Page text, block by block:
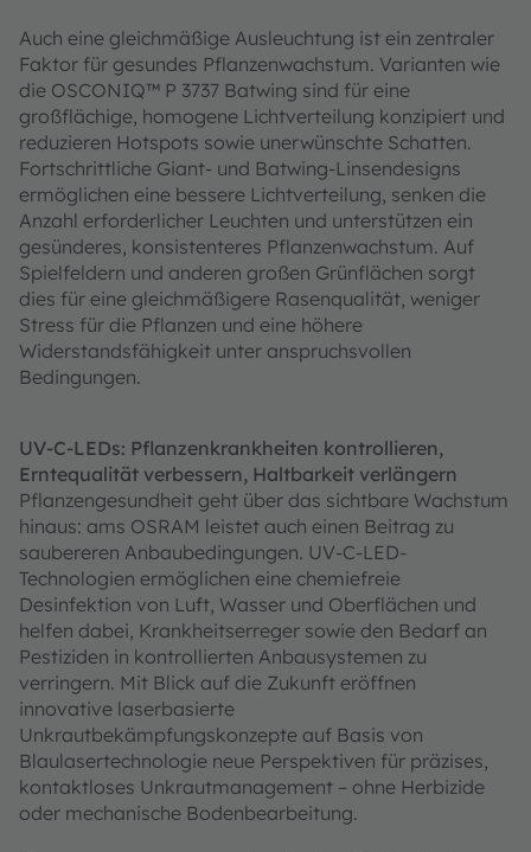
Auch eine gleichmäßige Ausleuchtung ist ein zentraler
Faktor für gesundes Pflanzenwachstum. Varianten wie
die OSCONIQ™ P 3737 Batwing sind für eine
großflächige, homogene Lichtverteilung konzipiert und
reduzieren Hotspots sowie unerwünschte Schatten.
Fortschrittliche Giant- und Batwing-Linsendesigns
ermöglichen eine bessere Lichtverteilung, senken die
Anzahl erforderlicher Leuchten und unterstützen ein
gesünderes, konsistenteres Pflanzenwachstum. Auf
Spielfeldern und anderen großen Grünflächen sorgt
dies für eine gleichmäßigere Rasenqualität, weniger
Stress für die Pflanzen und eine höhere
Widerstandsfähigkeit unter anspruchsvollen
Bedingungen.
UV-C-LEDs: Pflanzenkrankheiten kontrollieren,
Erntequalität verbessern, Haltbarkeit verlängern
Pflanzengesundheit geht über das sichtbare Wachstum
hinaus: ams OSRAM leistet auch einen Beitrag zu
saubereren Anbaubedingungen. UV-C-LED-
Technologien ermöglichen eine chemiefreie
Desinfektion von Luft, Wasser und Oberflächen und
helfen dabei, Krankheitserreger sowie den Bedarf an
Pestiziden in kontrollierten Anbausystemen zu
verringern. Mit Blick auf die Zukunft eröffnen
innovative laserbasierte
Unkrautbekämpfungskonzepte auf Basis von
Blaulasertechnologie neue Perspektiven für präzises,
kontaktloses Unkrautmanagement – ohne Herbizide
oder mechanische Bodenbearbeitung.